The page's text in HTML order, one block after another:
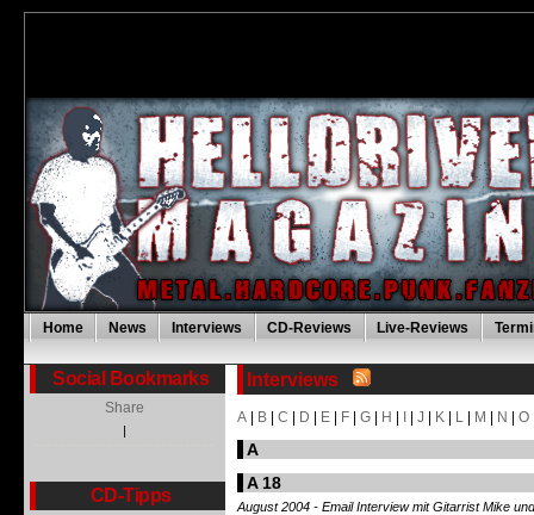
Home News Interviews CD-Reviews Live-Reviews
Social Bookmarks
Share
|
CD-Tipps
Interviews
A B |C D E F |G H |J K L M N |O
A
A 18
August 2004 - Email Interview mit Gitarrist Mike